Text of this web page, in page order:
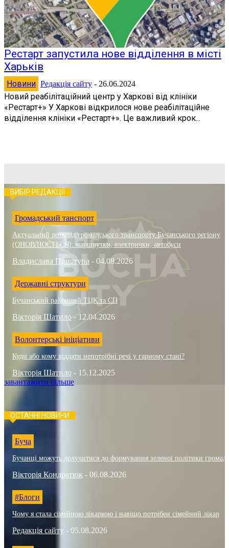
Рестарт запустила нове відділення в місті
Харьків
Новини Редакція сайту - 26.06.2024
Новий реабілітаційний центр у Харкові від клініки
«Рестарт+» У Харкові відкрилося нове реабілітаційне
відділення клініки «Рестарт+». Це важливий крок...
ВИБІР РЕДАКЦІЇ
Громадський танспорт
Актуальний розклад громадського транспорту Бучанського регіону
(ОНОВЛЮЄТЬСЯ): маршрутки, електрички, автобуси
Владислава Приступа - 04.08.2026
Державні структури
Бучанський районний ТЦК та СП
Вікторія Шатило - 12.04.2026
Волонтерські ініціативи
Куди або кому віддати непотрібні речі у гарному стані?
Вікторія Шатило - 15.12.2025
завантажити більше
ОСТАННІ НОВИНИ
Буча
Бучанці можуть долучитися до формування зеленої політики
Вікторія Кондратюк - 06.08.2026
#Блоги
Чому я стала сімейною лікаркою і навіщо потрібен сімейний лікар
Редакція сайту - 05.08.2026